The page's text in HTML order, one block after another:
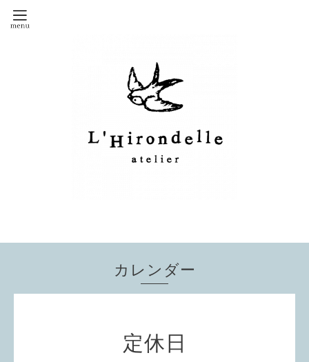
カレンダー
定休日